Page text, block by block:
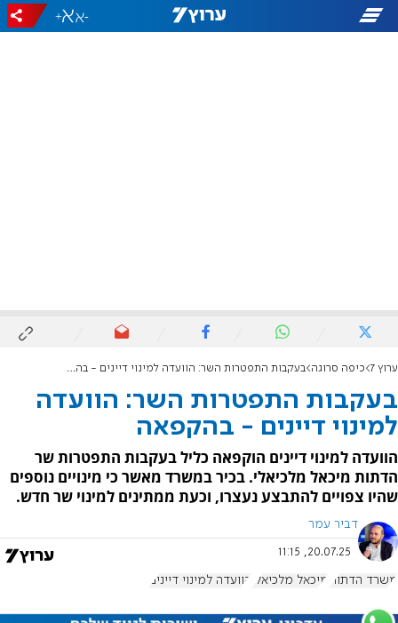
-
+
ערוץ 7 כיפה סרוגה בעקבות התפטרות השר: הוועדה למינוי דיינים - בהקפאה
בעקבות התפטרות השר: הוועדה
למינוי דיינים - בהקפאה
הוועדה למינוי דיינים הוקפאה כליל בעקבות התפטרות שר
הדתות מיכאל מלכיאלי. בכיר במשרד מאשר כי מינויים נוספים
שהיו צפויים להתבצע נעצרו, וכעת ממתינים למינוי שר חדש.
דביר עמר
20.07.25, 11:15
משרד הדתות מיכאל מלכיאלי הוועדה למינוי דיינים